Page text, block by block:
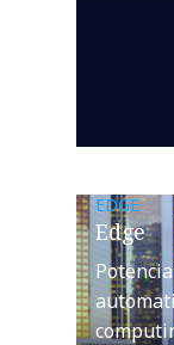
EDGE
Edge